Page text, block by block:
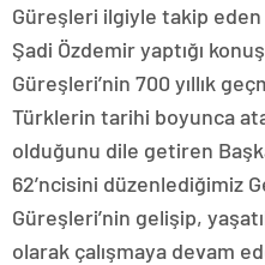
Güreşleri ilgiyle takip
Şadi Özdemir yaptığı
Güreşleri’nin 700 yıllık
Türklerin tarihi boyunca
olduğunu dile getiren
62’ncisini düzenlediğimiz
Güreşleri’nin gelişip,
olarak çalışmaya devam